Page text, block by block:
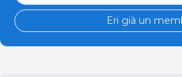
Eri già un